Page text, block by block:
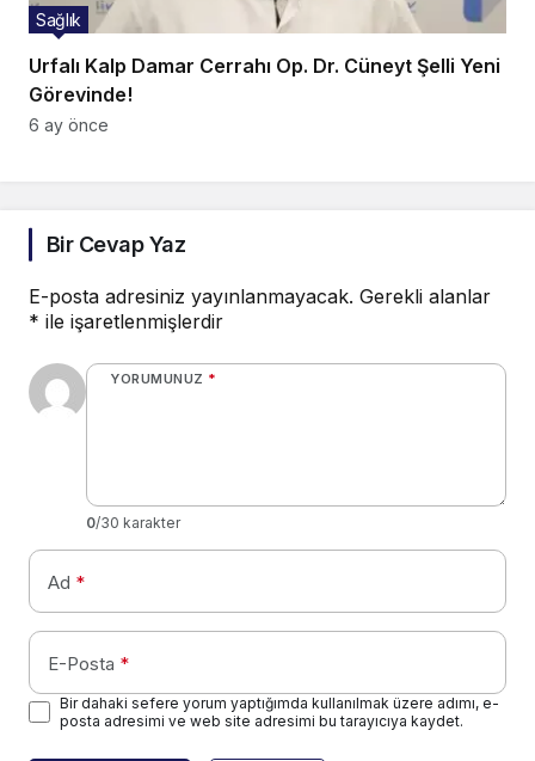
Urfalı Kalp Damar Cerrahı Op. Dr. Cüneyt Şelli Yeni
Görevinde!
Sağlık
6 ay önce
Bir Cevap Yaz
E-posta adresiniz yayınlanmayacak. Gerekli alanlar
* ile işaretlenmişlerdir
YORUMUNUZ *
0/30 karakter
Ad *
E-Posta *
Bir dahaki sefere yorum yaptığımda kullanılmak üzere adımı, e-
posta adresimi ve web site adresimi bu tarayıcıya kaydet.